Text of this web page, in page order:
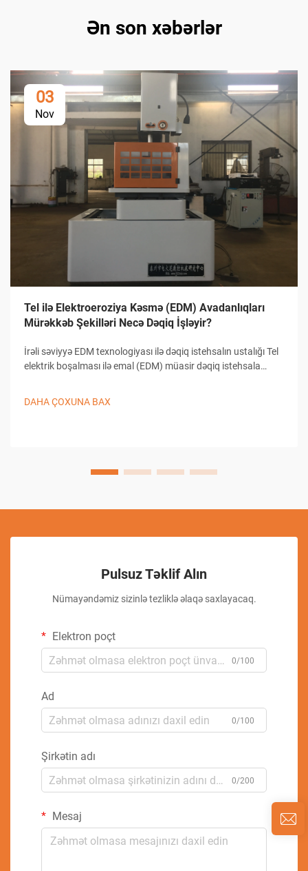
Ən son xəbərlər
03
Nov
Tel ilə Elektroeroziya Kəsmə (EDM) Avadanlıqları
Mürəkkəb Şekilləri Necə Dəqiq İşləyir?
İrəli səviyyə EDM texnologiyası ilə dəqiq istehsalın ustalığı Tel
elektrik boşalması ilə emal (EDM) müasir dəqiq istehsala
təqdim edir...
DAHA ÇOXUNA BAX
Pulsuz Təklif Alın
Nümayəndəmiz sizinlə tezliklə əlaqə saxlayacaq.
Elektron poçt
0/100
Ad
0/100
Şirkətin adı
0/200
Mesaj